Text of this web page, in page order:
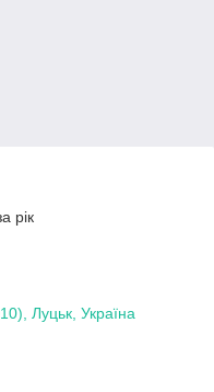
рік
Луцьк, Україна